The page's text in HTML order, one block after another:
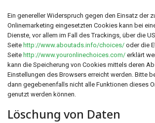
Ein genereller Widerspruch gegen den Einsatz der
Onlinemarketing eingesetzten Cookies kann bei
Dienste, vor allem im Fall des Trackings, über die
Seite http://www.aboutads.info/choices/ oder die
Seite http://www.youronlinechoices.com/ erklärt
kann die Speicherung von Cookies mittels deren
Einstellungen des Browsers erreicht werden. Bitte
dann gegebenenfalls nicht alle Funktionen dieses
genutzt werden können.
Löschung von Daten